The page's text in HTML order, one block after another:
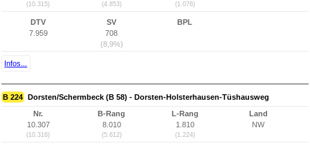
(10.315) (4.853) (1.076)
DTV
7.959
SV
708
(8,9%)
BPL
Infos...
B 224 Dorsten/Schermbeck (B 58) - Dorsten-Holsterhausen-Tüshausweg
Nr.
10.307
(10.316)
B-Rang
8.010
(5.612)
L-Rang
1.810
(1.224)
Land
NW